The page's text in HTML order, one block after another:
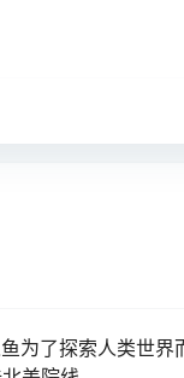
为了探索人类世界